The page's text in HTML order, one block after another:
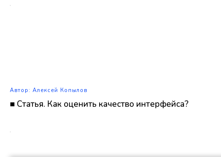
Автор: Алексей Копылов
■ Статья. Как оценить качество интерфейса?